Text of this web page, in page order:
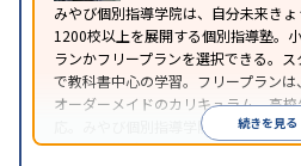
みやび個別指導学院は、自分未来き
1200校以上を展開する個別指導塾。
ランかフリープランを選択できる。
で教科書中心の学習。フリープランは
オーダーメイドのカリキュラム。高
応。みやび個別指導学院では、系列
の購入や模試を受験できる。
続きを見る